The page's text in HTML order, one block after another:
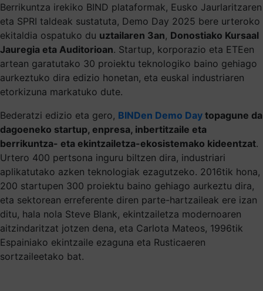
Berrikuntza irekiko BIND plataformak, Eusko Jaurlaritzaren
eta SPRI taldeak sustatuta, Demo Day 2025 bere urteroko
ekitaldia ospatuko du uztailaren 3an, Donostiako Kursaal
Jauregia eta Auditorioan. Startup, korporazio eta ETEen
artean garatutako 30 proiektu teknologiko baino gehiago
aurkeztuko dira edizio honetan, eta euskal industriaren
etorkizuna markatuko dute.
Bederatzi edizio eta gero, BINDen Demo Day topagune da
dagoeneko startup, enpresa, inbertitzaile eta
berrikuntza- eta ekintzailetza-ekosistemako kideentzat.
Urtero 400 pertsona inguru biltzen dira, industriari
aplikatutako azken teknologiak ezagutzeko. 2016tik hona,
200 startupen 300 proiektu baino gehiago aurkeztu dira,
eta sektorean erreferente diren parte-hartzaileak ere izan
ditu, hala nola Steve Blank, ekintzailetza modernoaren
aitzindaritzat jotzen dena, eta Carlota Mateos, 1996tik
Espainiako ekintzaile ezaguna eta Rusticaeren
sortzaileetako bat.